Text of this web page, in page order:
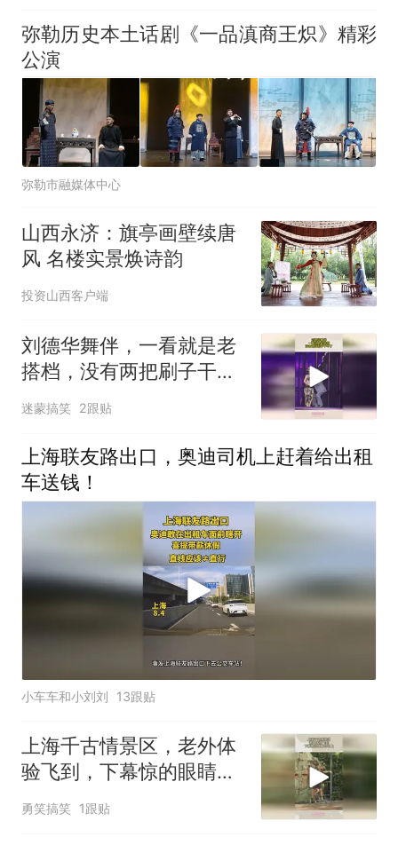
弥勒历史本土话剧《一品滇商王炽》精彩
公演
弥勒市融媒体中心
山西永济：旗亭画壁续唐
风 名楼实景焕诗韵
投资山西客户端
刘德华舞伴，一看就是老
搭档，没有两把刷子干不
了
迷蒙搞笑 2跟贴
上海联友路出口，奥迪司机上赶着给出租
车送钱！
小车车和小刘刘 13跟贴
上海千古情景区，老外体
验飞到，下幕惊的眼睛合
不上
勇笑搞笑 1跟贴